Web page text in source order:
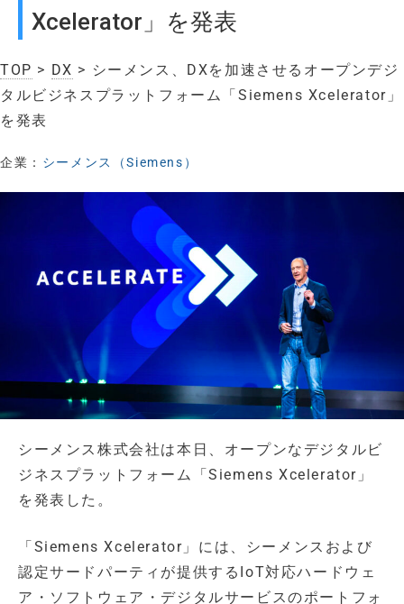
Xcelerator」を発表
TOP > DX > シーメンス、DXを加速させるオープンデジ
タルビジネスプラットフォーム「Siemens Xcelerator」
を発表
企業： シーメンス（Siemens）
シーメンス株式会社は本日、オープンなデジタルビ
ジネスプラットフォーム「Siemens Xcelerator」
を発表した。
「Siemens Xcelerator」には、シーメンスおよび
認定サードパーティが提供するIoT対応ハードウェ
ア・ソフトウェア・デジタルサービスのポートフォ